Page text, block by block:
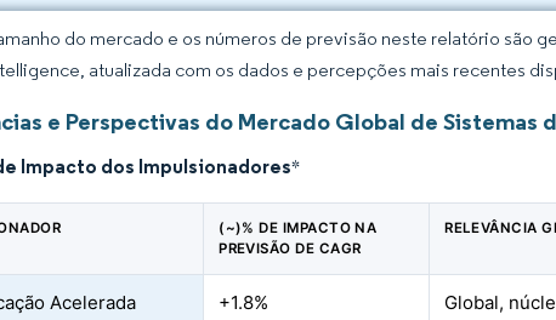
do mercado e os números de previsão neste relatório são
atualizada com os dados e percepções mais recentes
e Perspectivas do Mercado Global de Sistemas
Impacto dos Impulsionadores*
(~)% DE IMPACTO NA
PREVISÃO DE CAGR
RELEVÂNCIA
Acelerada +1.8%
Global,